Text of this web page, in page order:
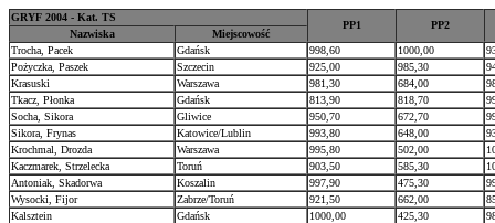
GRYF 2004 - Kat. TS
PP1 PP2
Nazwiska
Miejscowość
Trocha, Pacek
Gdańsk 998,60 1000,00
Pożyczka, Paszek
Szczecin 925,00 985,30
Krasuski
Warszawa 981,30 684,00
Tkacz, Płonka
Gdańsk 813,90 818,70
Socha, Sikora
Gliwice 950,70 672,70
Sikora, Frynas
Katowice/Lublin 993,80 648,00
Krochmal, Drozda
Warszawa 995,80 502,00
Kaczmarek, Strzelecka
Toruń 903,50 585,30
Antoniak, Skadorwa
Koszalin 997,90 475,30
Wysocki, Fijor
Zabrze/Toruń 921,50 662,00
Kalsztein
Gdańsk 1000,00 425,30